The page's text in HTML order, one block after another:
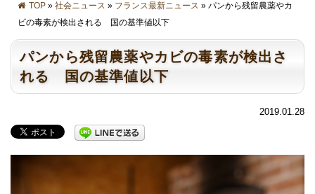
TOP » 社会ニュース » フランス最新ニュース » パンから残留農薬やカ
ビの毒素が検出される 国の基準値以下
パンから残留農薬やカビの毒素が検出さ
れる 国の基準値以下
2019.01.28